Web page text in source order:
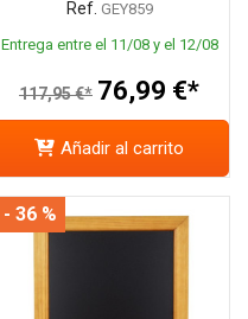
Ref. GEY859
Entrega entre el 11/08 y el 12/08
117,95 €* 76,99 €*
Añadir al carrito
- 36 %